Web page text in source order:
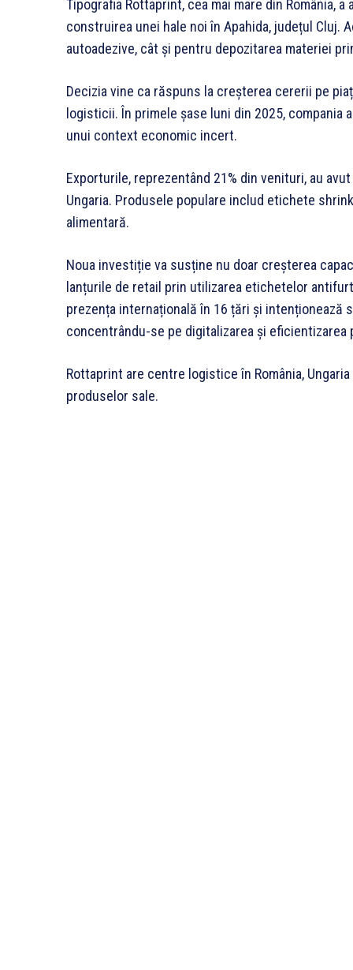
Tipografia Rottaprint, cea mai mare din România,
construirea unei hale noi în Apahida, județul
autoadezive, cât și pentru depozitarea materiei
Decizia vine ca răspuns la creșterea cererii pe
logisticii. În primele șase luni din 2025, compania
unui context economic incert.
Exporturile, reprezentând 21% din venituri, au
Ungaria. Produsele populare includ etichete
alimentară.
Noua investiție va susține nu doar creșterea
lanțurile de retail prin utilizarea etichetelor
prezența internațională în 16 țări și intenționează
concentrându-se pe digitalizarea și eficientizarea
Rottaprint are centre logistice în România,
produselor sale.